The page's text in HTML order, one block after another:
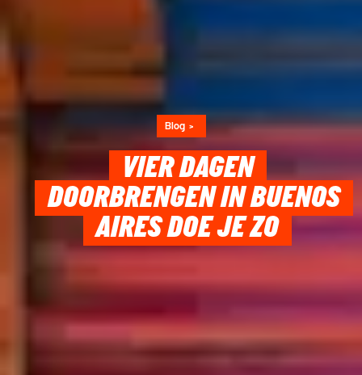
Blog
VIER DAGEN
DOORBRENGEN IN BUENOS
AIRES DOE JE ZO